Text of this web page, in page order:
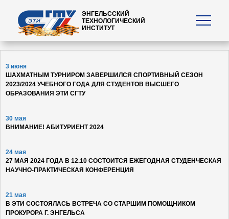
ЭНГЕЛЬССКИЙ
ТЕХНОЛОГИЧЕСКИЙ
ИНСТИТУТ
3 июня
ШАХМАТНЫМ ТУРНИРОМ ЗАВЕРШИЛСЯ СПОРТИВНЫЙ СЕЗОН
2023/2024 УЧЕБНОГО ГОДА ДЛЯ СТУДЕНТОВ ВЫСШЕГО
ОБРАЗОВАНИЯ ЭТИ СГТУ
30 мая
ВНИМАНИЕ! АБИТУРИЕНТ 2024
24 мая
27 МАЯ 2024 ГОДА В 12.10 СОСТОИТСЯ ЕЖЕГОДНАЯ СТУДЕНЧЕСКАЯ
НАУЧНО-ПРАКТИЧЕСКАЯ КОНФЕРЕНЦИЯ
21 мая
В ЭТИ СОСТОЯЛАСЬ ВСТРЕЧА СО СТАРШИМ ПОМОЩНИКОМ
ПРОКУРОРА Г. ЭНГЕЛЬСА